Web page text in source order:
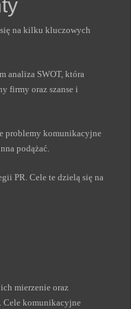
na kilku kluczowych
analiza SWOT, która
firmy oraz szanse i
problemy komunikacyjne
podążać.
PR. Cele te dzielą się na
mierzenie oraz
Cele komunikacyjne